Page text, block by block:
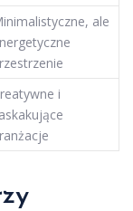
ale
i